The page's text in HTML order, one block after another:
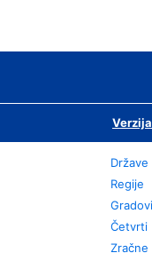
Države
Regije
Gradovi
Četvrti
Zračne